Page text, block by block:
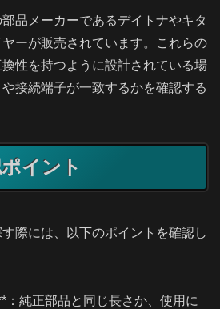
品メーカーであるデイトナやキタ
ーが販売されています。これらの
性を持つように設計されている場
接続端子が一致するかを確認する
イント
際には、以下のポイントを確認し
：純正部品と同じ長さか、使用に